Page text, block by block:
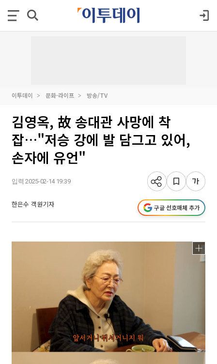
이투데이 문화·라이프 방송/TV
김영옥, 故 송대관 사망에 착
잡…"저승 강에 발 담그고 있어,
손자에 유언"
입력 2025-02-14 19:39
한은수 객원기자 구글 선호매체 추가